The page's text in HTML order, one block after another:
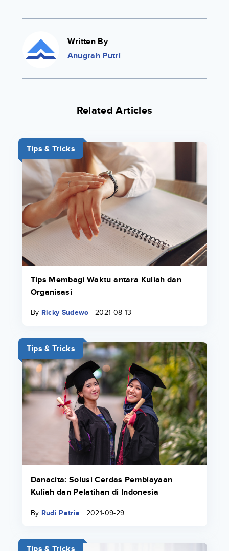
Written By
Anugrah Putri
Related Articles
Tips & Tricks
Tips Membagi Waktu antara Kuliah dan
Organisasi
By Ricky Sudewo 2021-08-13
Tips & Tricks
Danacita: Solusi Cerdas Pembiayaan
Kuliah dan Pelatihan di Indonesia
By Rudi Patria 2021-09-29
Tips & Tricks